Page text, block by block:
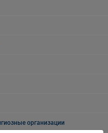
организации